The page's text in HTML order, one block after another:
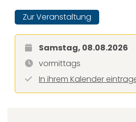
Zur Veranstaltung
Samstag, 08.08.2026
vormittags
In ihrem Kalender